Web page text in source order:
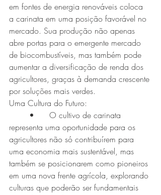
em fontes de energia renováveis coloca
a carinata em uma posição favorável no
mercado. Sua produção não apenas
abre portas para o emergente mercado
de biocombustíveis, mas também pode
aumentar a diversificação de renda dos
agricultores, graças à demanda crescente
por soluções mais verdes.
Uma Cultura do Futuro:
representa uma oportunidade para os
agricultores não só contribuírem para
uma economia mais sustentável, mas
também se posicionarem como pioneiros
em uma nova frente agrícola, explorando
culturas que poderão ser fundamentais